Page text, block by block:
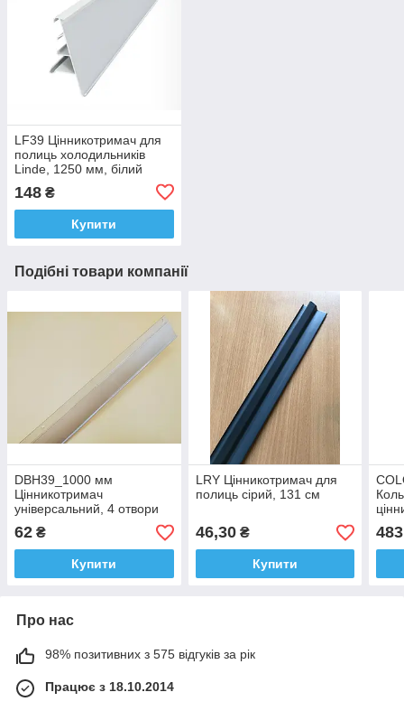
LF39 Цінникотримач для
полиць холодильників
Linde, 1250 мм, білий
148 ₴
Купити
Подібні товари компанії
DBH39_1000 мм
Цінникотримач
універсальний, 4 отвори
під кліпси (купувати
окремо)
62 ₴
Купити
LRY Цінникотримач для
полиць сірий, 131 см
46,30₴
Купити
483
Про нас
98% позитивних з 575 відгуків за рік
Працює з 18.10.2014